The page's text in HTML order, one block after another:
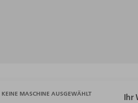
KEINE MASCHINE AUSGEWÄHLT